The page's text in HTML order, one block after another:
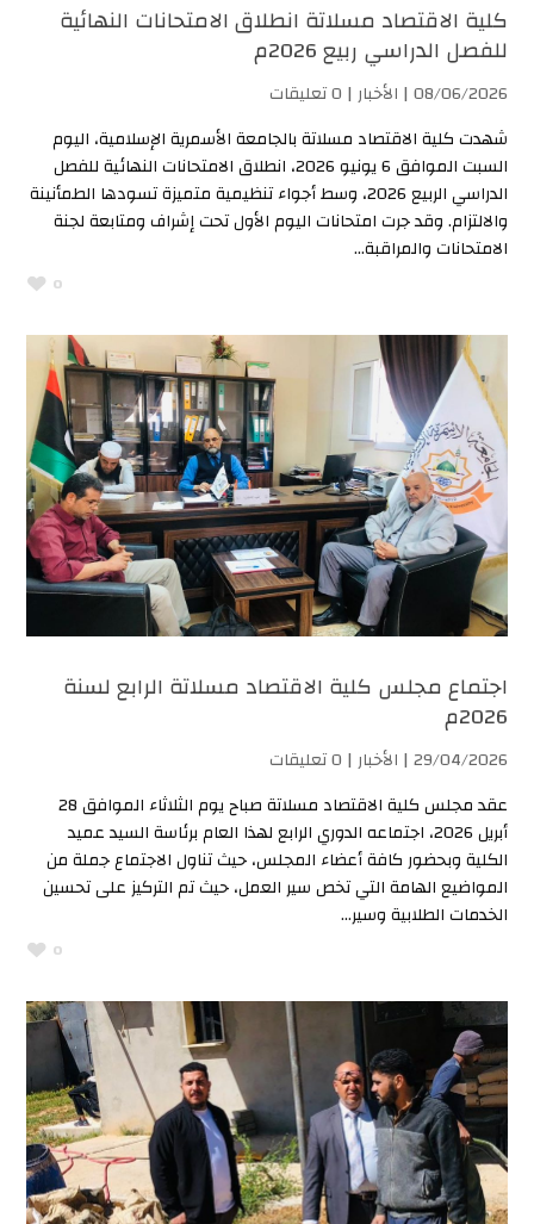
كلية الاقتصاد مسلاتة انطلاق الامتحانات النهائية
للفصل الدراسي ربيع 2026م
08/06/2026 | الأخبار | 0 تعليقات
شهدت كلية الاقتصاد مسلاتة بالجامعة الأسمرية الإسلامية، اليوم
السبت الموافق 6 يونيو 2026، انطلاق الامتحانات النهائية للفصل
الدراسي الربيع 2026، وسط أجواء تنظيمية متميزة تسودها الطمأنينة
والالتزام. وقد جرت امتحانات اليوم الأول تحت إشراف ومتابعة لجنة
الامتحانات والمراقبة...
0
اجتماع مجلس كلية الاقتصاد مسلاتة الرابع لسنة
2026م
29/04/2026 | الأخبار | 0 تعليقات
عقد مجلس كلية الاقتصاد مسلاتة صباح يوم الثلاثاء الموافق 28
أبريل 2026، اجتماعه الدوري الرابع لهذا العام برئاسة السيد عميد
الكلية وبحضور كافة أعضاء المجلس، حيث تناول الاجتماع جملة من
المواضيع الهامة التي تخص سير العمل، حيث تم التركيز على تحسين
الخدمات الطلابية وسير...
0